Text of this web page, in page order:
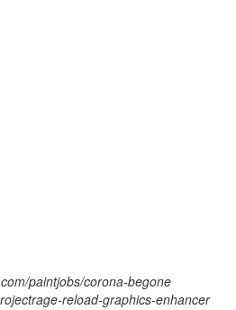
paintjobs/corona-begone
reload-graphics-enhancer